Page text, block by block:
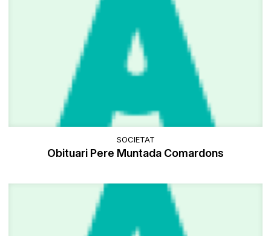
SOCIETAT
Obituari Pere Muntada Comardons